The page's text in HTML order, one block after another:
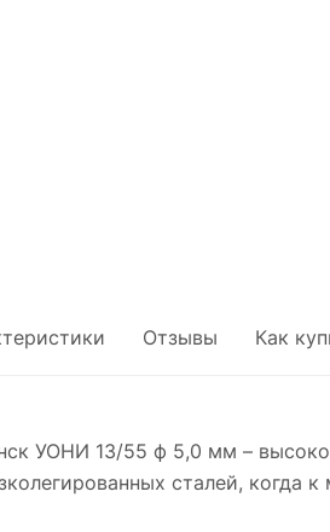
Отзывы Как
УОНИ 13/55 ф 5,0 мм –
сталей, когда